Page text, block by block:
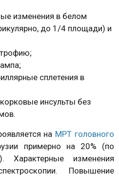
изменения в белом
до 1/4 площади) и
сплетения в
инсульты без
на МРТ головного
примерно на 20% (по
Характерные изменения
Повышение